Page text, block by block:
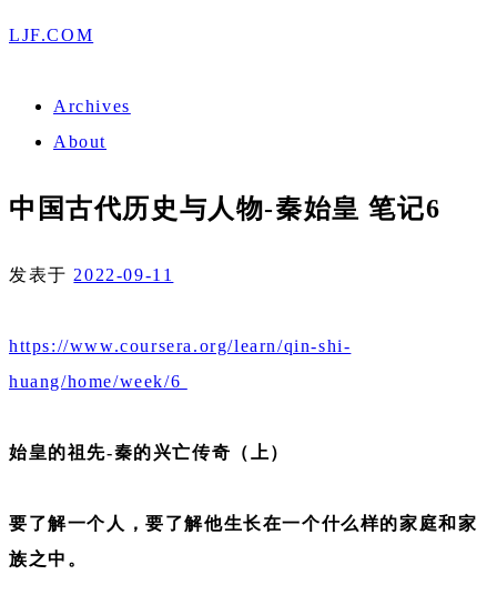
LJF.COM
Archives
About
中国古代历史与人物-秦始皇 笔记6
发表于 2022-09-11
https://www.coursera.org/learn/qin-shi-
huang/home/week/6
始皇的祖先-秦的兴亡传奇（上）
要了解一个人，要了解他生长在一个什么样的家庭和家
族之中。